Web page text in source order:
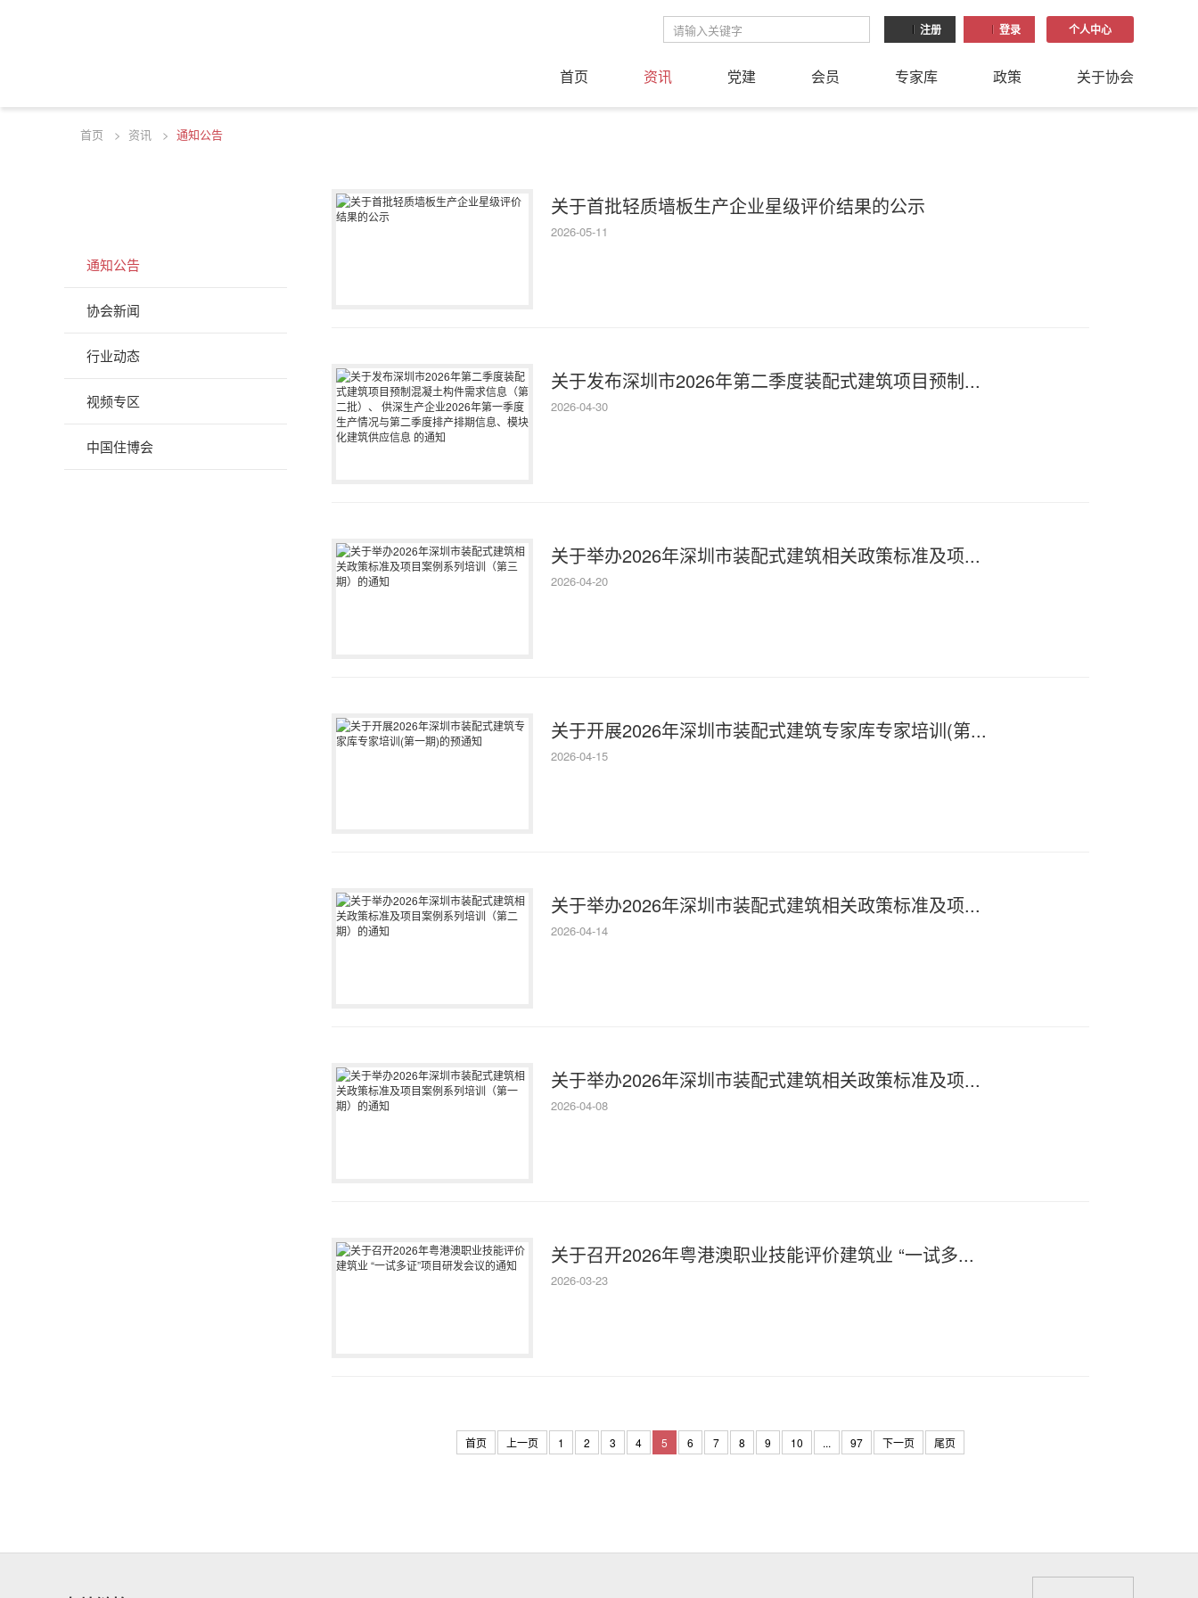
注册 登录 个人中心
首页 资讯 党建 会员 专家库 政策 关于协会
首页 > 资讯 > 通知公告
通知公告
协会新闻
行业动态
视频专区
中国住博会
关于首批轻质墙板生产企业星级评价结果的公示
2026-05-11
关于发布深圳市2026年第二季度装配式建筑项目预制...
2026-04-30
关于举办2026年深圳市装配式建筑相关政策标准及项...
2026-04-20
关于开展2026年深圳市装配式建筑专家库专家培训(第...
2026-04-15
关于举办2026年深圳市装配式建筑相关政策标准及项...
2026-04-14
关于举办2026年深圳市装配式建筑相关政策标准及项...
2026-04-08
关于召开2026年粤港澳职业技能评价建筑业 “一试多...
2026-03-23
首页 上一页 1 2 3 4 5 6 7 8 9 10 ... 97 下一页 尾页